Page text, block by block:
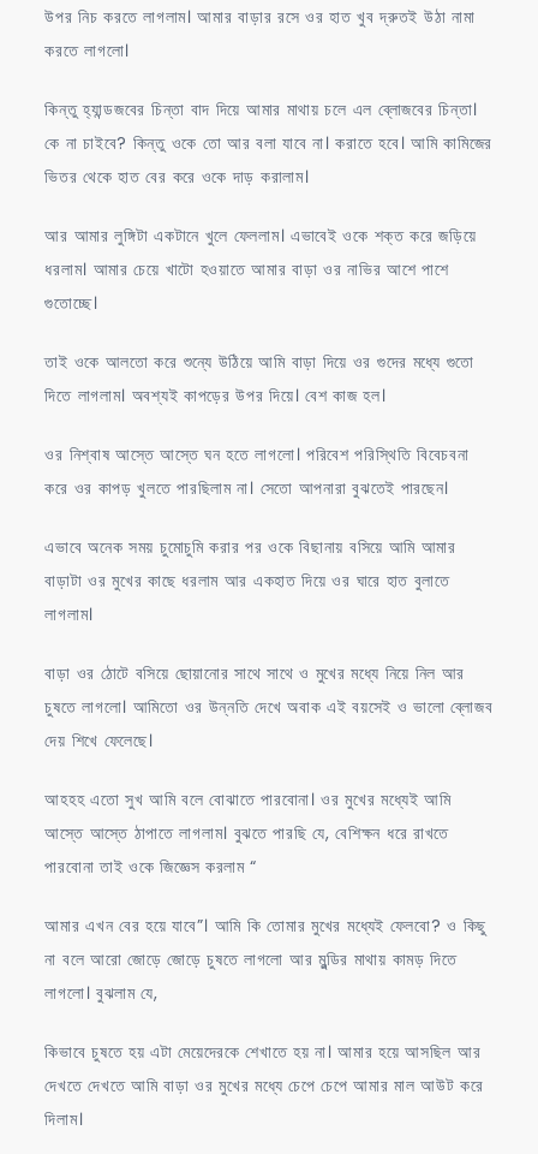
উপর নিচ করতে লাগলাম। আমার বাড়ার রসে ওর হাত খুব দ্রুতই উঠা নামা
করতে লাগলো।
কিন্তু হ্যান্ডজবের চিন্তা বাদ দিয়ে আমার মাথায় চলে এল ব্লোজবের চিন্তা।
কে না চাইবে? কিন্তু ওকে তো আর বলা যাবে না। করাতে হবে। আমি কামিজের
ভিতর থেকে হাত বের করে ওকে দাড় করালাম।
আর আমার লুঙ্গিটা একটানে খুলে ফেললাম। এভাবেই ওকে শক্ত করে জড়িয়ে
ধরলাম। আমার চেয়ে খাটো হওয়াতে আমার বাড়া ওর নাভির আশে পাশে
গুতোচ্ছে।
তাই ওকে আলতো করে শুন্যে উঠিয়ে আমি বাড়া দিয়ে ওর গুদের মধ্যে গুতো
দিতে লাগলাম। অবশ্যই কাপড়ের উপর দিয়ে। বেশ কাজ হল।
ওর নিশ্বাষ আস্তে আস্তে ঘন হতে লাগলো। পরিবেশ পরিস্থিতি বিবেচবনা
করে ওর কাপড় খুলতে পারছিলাম না। সেতো আপনারা বুঝতেই পারছেন।
এভাবে অনেক সময় চুমোচুমি করার পর ওকে বিছানায় বসিয়ে আমি আমার
বাড়াটা ওর মুখের কাছে ধরলাম আর একহাত দিয়ে ওর ঘারে হাত বুলাতে
লাগলাম।
বাড়া ওর ঠোটে বসিয়ে ছোয়ানোর সাথে সাথে ও মুখের মধ্যে নিয়ে নিল আর
চুষতে লাগলো। আমিতো ওর উন্নতি দেখে অবাক এই বয়সেই ও ভালো ব্লোজব
দেয় শিখে ফেলেছে।
আহহহ এতো সুখ আমি বলে বোঝাতে পারবোনা। ওর মুখের মধ্যেই আমি
আস্তে আস্তে ঠাপাতে লাগলাম। বুঝতে পারছি যে, বেশিক্ষন ধরে রাখতে
পারবোনা তাই ওকে জিজ্ঞেস করলাম “
আমার এখন বের হয়ে যাবে”। আমি কি তোমার মুখের মধ্যেই ফেলবো? ও কিছু
না বলে আরো জোড়ে জোড়ে চুষতে লাগলো আর মুন্ডির মাথায় কামড় দিতে
লাগলো। বুঝলাম যে,
কিভাবে চুষতে হয় এটা মেয়েদেরকে শেখাতে হয় না। আমার হয়ে আসছিল আর
দেখতে দেখতে আমি বাড়া ওর মুখের মধ্যে চেপে চেপে আমার মাল আউট করে
দিলাম।